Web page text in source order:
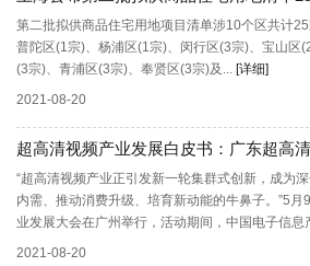
第二批拟供商品住宅用地项目清单涉10个区共计25
普陀区(1宗)、杨浦区(1宗)、闵行区(3宗)、宝山区
(3宗)、青浦区(3宗)、奉贤区(3宗)及... [详细]
2021-08-20
超高清视频产业发展白皮书：广东超高
“超高清视频产业正引发新一轮集群式创新，成为
内需、推动消费升级、培育新动能的牛鼻子。”5
业发展大会在广州举行，活动期间，中国电子信息
2021-08-20